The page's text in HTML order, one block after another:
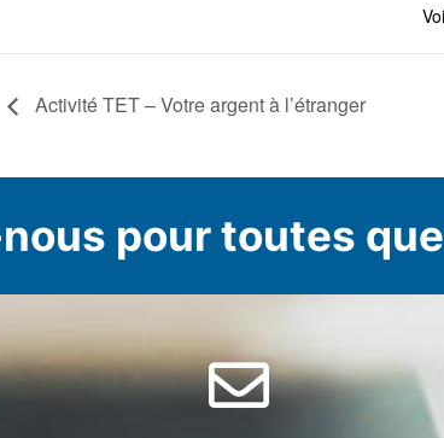
Activité TET – Votre argent à l’étranger
pour toutes